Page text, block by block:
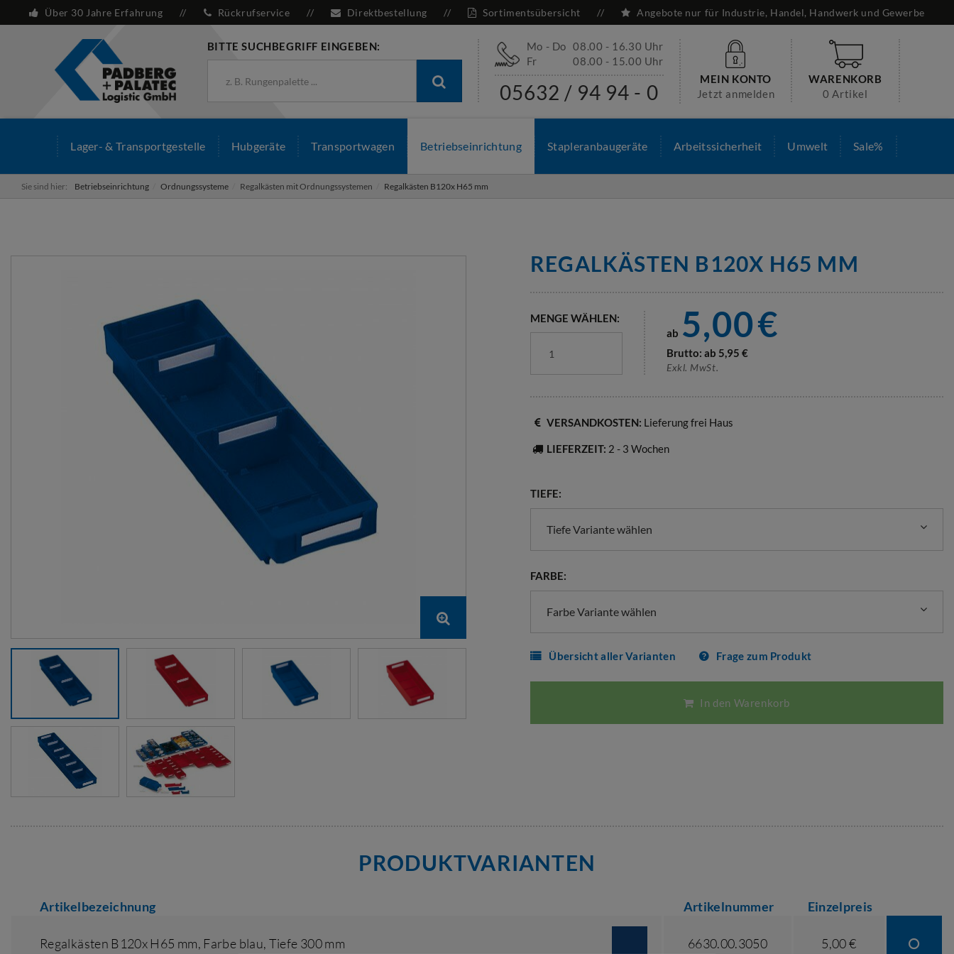
Über 30 Jahre Erfahrung Rückrufservice Direktbestellung Sortimentsübersicht Angebote nur für Industrie, Handel, Handwerk und Gewerbe
BITTE SUCHBEGRIFF EINGEBEN: Mo - Do 08.00 - 16.30 Uhr
Fr
08.00 - 15.00 Uhr
05632 / 94 94 - 0
MEIN KONTO
Jetzt anmelden
WARENKORB
0 Artikel
Lager- & Transportgestelle Hubgeräte Transportwagen Betriebseinrichtung Stapleranbaugeräte Arbeitssicherheit Umwelt Sale%
Sie sind hier: Betriebseinrichtung Ordnungssysteme Regalkästen mit Ordnungssystemen Regalkästen B120x H65 mm
REGALKÄSTEN B120X H65 MM
MENGE WÄHLEN:
ab 5,00€
Brutto: ab 5,95 €
Exkl. MwSt.
VERSANDKOSTEN: Lieferung frei Haus
LIEFERZEIT: 2 - 3 Wochen
TIEFE:
Tiefe Variante wählen
FARBE:
Farbe Variante wählen
Übersicht aller Varianten Frage zum Produkt
In den Warenkorb
PRODUKTVARIANTEN
Artikelbezeichnung Artikelnummer Einzelpreis
Regalkästen B120x H65 mm, Farbe blau, Tiefe 300 mm 6630.00.3050 5,00 €